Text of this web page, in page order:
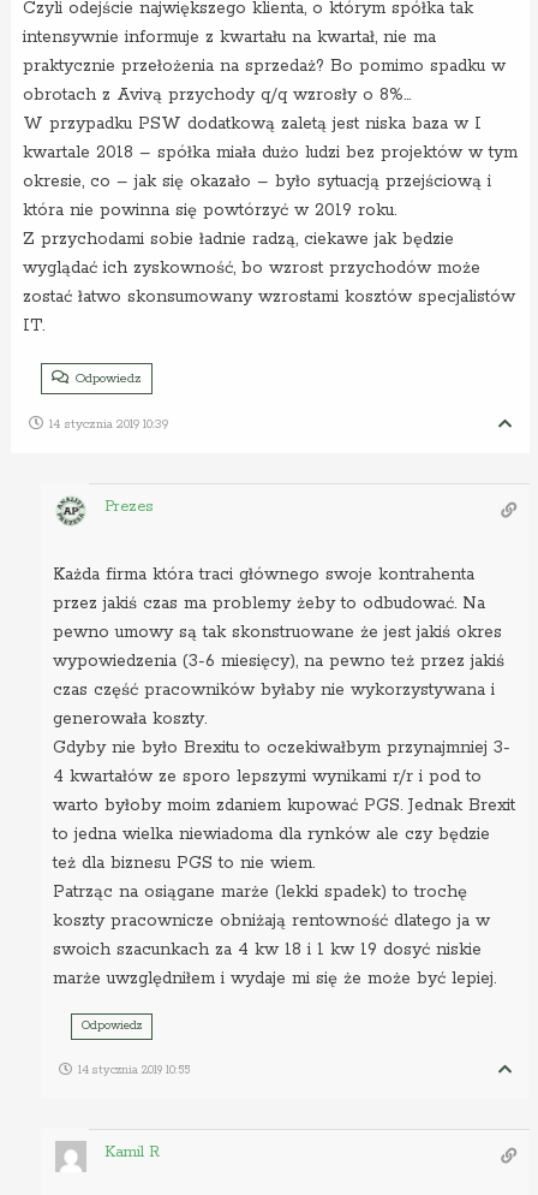
Czyli odejście największego klienta, o którym spółka tak
intensywnie informuje z kwartału na kwartał, nie ma
praktycznie przełożenia na sprzedaż? Bo pomimo spadku w
obrotach z Avivą przychody q/q wzrosły o 8%…
W przypadku PSW dodatkową zaletą jest niska baza w I
kwartale 2018 – spółka miała dużo ludzi bez projektów w tym
okresie, co – jak się okazało – było sytuacją przejściową i
która nie powinna się powtórzyć w 2019 roku.
Z przychodami sobie ładnie radzą, ciekawe jak będzie
wyglądać ich zyskowność, bo wzrost przychodów może
zostać łatwo skonsumowany wzrostami kosztów specjalistów
IT.
Odpowiedz
14 stycznia 2019 10:39
Prezes
Każda firma która traci głównego swoje kontrahenta
przez jakiś czas ma problemy żeby to odbudować. Na
pewno umowy są tak skonstruowane że jest jakiś okres
wypowiedzenia (3-6 miesięcy), na pewno też przez jakiś
czas część pracowników byłaby nie wykorzystywana i
generowała koszty.
Gdyby nie było Brexitu to oczekiwałbym przynajmniej 3-
4 kwartałów ze sporo lepszymi wynikami r/r i pod to
warto byłoby moim zdaniem kupować PGS. Jednak Brexit
to jedna wielka niewiadoma dla rynków ale czy będzie
też dla biznesu PGS to nie wiem.
Patrząc na osiągane marże (lekki spadek) to trochę
koszty pracownicze obniżają rentowność dlatego ja w
swoich szacunkach za 4 kw 18 i 1 kw 19 dosyć niskie
marże uwzględniłem i wydaje mi się że może być lepiej.
Odpowiedz
14 stycznia 2019 10:55
Kamil R